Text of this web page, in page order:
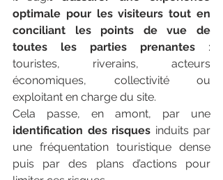
optimale pour les visiteurs tout en
conciliant les points de vue de
toutes les parties prenantes :
touristes, riverains, acteurs
économiques, collectivité ou
exploitant en charge du site.
identification des risques induits par
une fréquentation touristique dense
puis par des plans d’actions pour